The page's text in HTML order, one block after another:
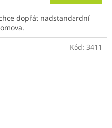
dopřát nadstandardní
Kód: 3411